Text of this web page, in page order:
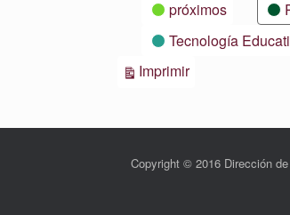
próximos
Tecnología
ImprimirVistas
Copyright © 2016 Dirección